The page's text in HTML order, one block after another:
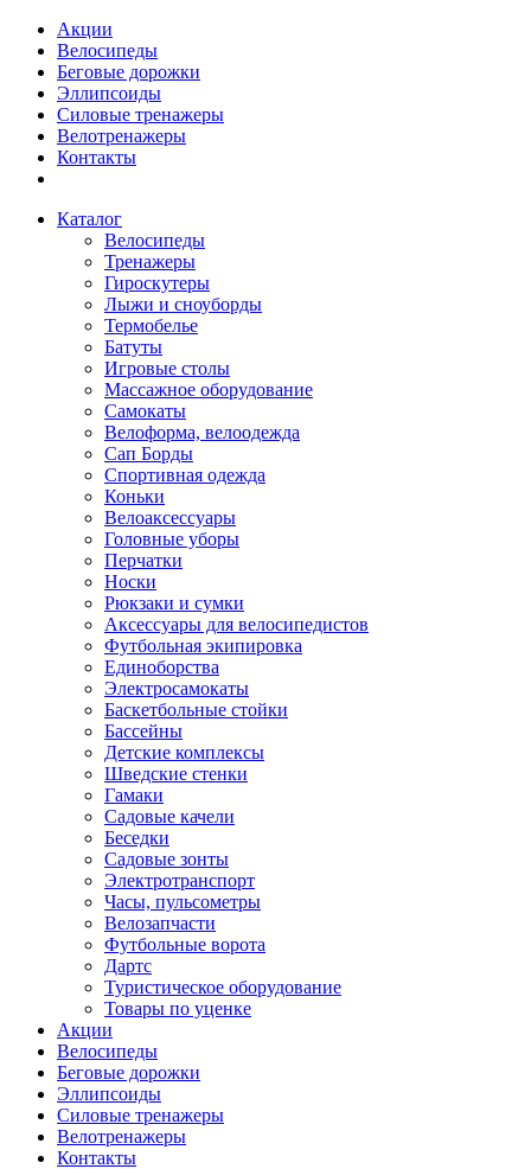
Акции
Велосипеды
Беговые дорожки
Эллипсоиды
Силовые тренажеры
Велотренажеры
Контакты
Каталог
Велосипеды
Тренажеры
Гироскутеры
Лыжи и сноуборды
Термобелье
Батуты
Игровые столы
Массажное оборудование
Самокаты
Велоформа, велоодежда
Сап Борды
Спортивная одежда
Коньки
Велоаксессуары
Головные уборы
Перчатки
Носки
Рюкзаки и сумки
Аксессуары для велосипедистов
Футбольная экипировка
Единоборства
Электросамокаты
Баскетбольные стойки
Бассейны
Детские комплексы
Шведские стенки
Гамаки
Садовые качели
Беседки
Садовые зонты
Электротранспорт
Часы, пульсометры
Велозапчасти
Футбольные ворота
Дартс
Туристическое оборудование
Товары по уценке
Акции
Велосипеды
Беговые дорожки
Эллипсоиды
Силовые тренажеры
Велотренажеры
Контакты